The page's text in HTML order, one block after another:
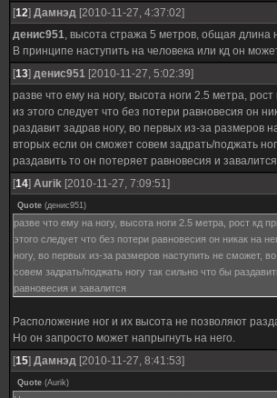
[12] Дамнэд [2010-11-27, 4:37:02]
денис951, высота стража 5 метров, общая длина
В принципе наступить на человека или кд он
[13] денис951 [2010-11-27, 5:02:39]
разве что ему на ногу, высота ноги 2.5 метра,
из этого следует что без потери равновесия он
раздавит задрав ногу, во первых из-за размеров
вторых если он сможет совем задрать/поджать
раздавить то он потеряет равновесия и завалится
[14] Aurik [2010-11-27, 7:09:51]
Quote (денис951)
разве что ему на ногу, высота ноги 2.5 метра, рост кд
этого следует что без потери равновесия он никак на
ногу, во первых из-за размеров наступить не сможет,
совем задрать/поджать ногу так сильно что бы
равновесия и завалится
Расположение ног и их высота не позволяют
Но он запросто может напрыгнуть на него.
[15] Дамнэд [2010-11-27, 8:41:53]
Quote (Aurik)